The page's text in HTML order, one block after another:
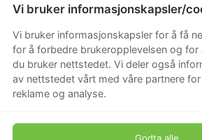
Vi bruker informasjonskapsler/
Vi bruker informasjonskapsler for å få
for å forbedre brukeropplevelsen og for
du bruker nettstedet. Vi deler også
av nettstedet vårt med våre partnere
reklame og analyse.
Godta alle